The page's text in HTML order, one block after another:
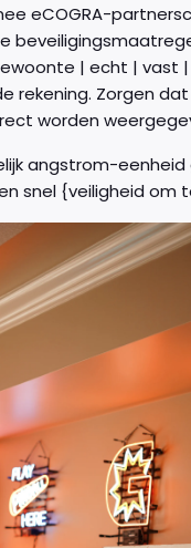
eCOGRA-
| echt | vast
rekening. Zorgen
worden
angstrom-
snel {veiligheid